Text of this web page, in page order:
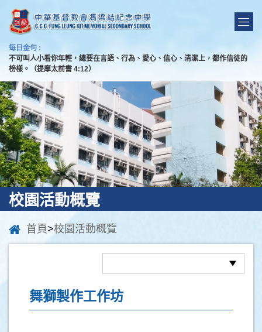
每日金句 :
不可叫人小看你年輕，總要在言語、行為、愛心、信心、清潔上，都作信徒的
榜樣。（提摩太前書 4:12）
校園活動概覽
首頁>校園活動概覽
舞獅製作工作坊